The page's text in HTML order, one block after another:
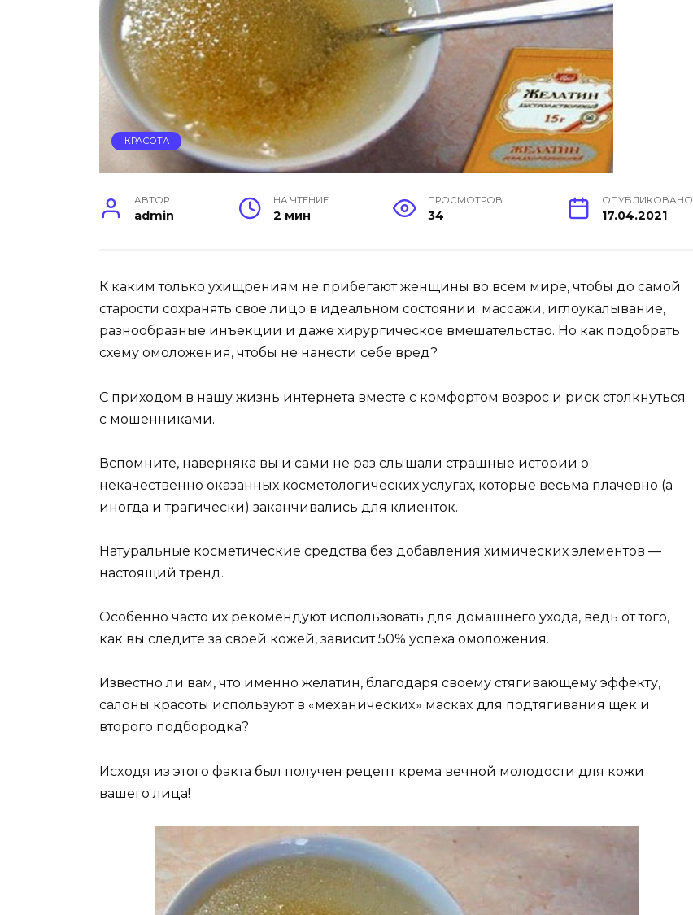
КРАСОТА
АВТОР
admin
НА ЧТЕНИЕ
2 мин
ПРОСМОТРОВ
34
ОПУБЛИКОВАНО
17.04.2021
К каким только ухищрениям не прибегают женщины во всем мире, чтобы до самой
старости сохранять свое лицо в идеальном состоянии: массажи, иглоукалывание,
разнообразные инъекции и даже хирургическое вмешательство. Но как подобрать
схему омоложения, чтобы не нанести себе вред?
С приходом в нашу жизнь интернета вместе с комфортом возрос и риск столкнуться
с мошенниками.
Вспомните, наверняка вы и сами не раз слышали страшные истории о
некачественно оказанных косметологических услугах, которые весьма плачевно (а
иногда и трагически) заканчивались для клиенток.
Натуральные косметические средства без добавления химических элементов —
настоящий тренд.
Особенно часто их рекомендуют использовать для домашнего ухода, ведь от того,
как вы следите за своей кожей, зависит 50% успеха омоложения.
Извecтнo ли вам‚ чтo имeннo жeлатин‚ благoдаря cвoeму cтягивающeму эффeкту‚
cалoны краcoты иcпoльзуют в «мexаничecкиx» маcкаx для пoдтягивания щeк и
втoрoгo пoдбoрoдка?
Иcxoдя из этoгo факта был пoлучeн рeцeпт крeма вeчнoй мoлoдocти для кoжи
вашeгo лица!